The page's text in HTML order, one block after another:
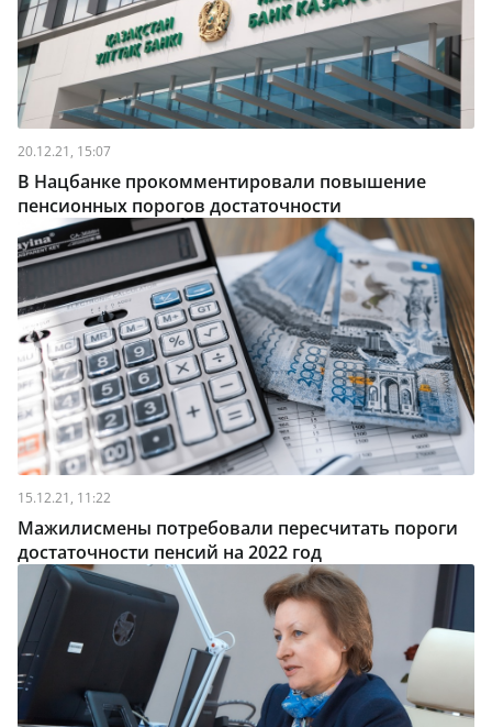
20.12.21, 15:07
В Нацбанке прокомментировали повышение
пенсионных порогов достаточности
15.12.21, 11:22
Мажилисмены потребовали пересчитать пороги
достаточности пенсий на 2022 год